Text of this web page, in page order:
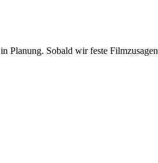
Sobald wir feste